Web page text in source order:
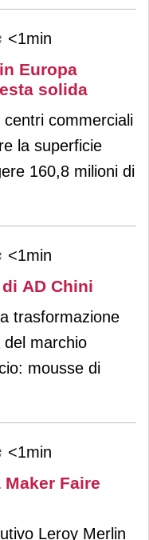
<1min
Europa
solida
centri commerciali
la superficie
160,8 milioni di
<1min
AD Chini
trasformazione
del marchio
mousse di
<1min
Faire
Leroy Merlin